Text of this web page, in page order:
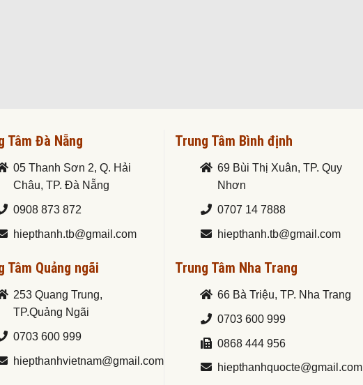
Tâm Đà Nẵng
05 Thanh Sơn 2, Q. Hải
Châu, TP. Đà Nẵng
0908 873 872
hiepthanh.tb@gmail.com
Tâm Quảng ngãi
253 Quang Trung,
TP.Quảng Ngãi
0703 600 999
hiepthanhvietnam@gmail.com
Trung Tâm Bình định
69 Bùi Thị Xuân, TP. Quy
Nhơn
0707 14 7888
hiepthanh.tb@gmail.com
Trung Tâm Nha Trang
66 Bà Triệu, TP. Nha Trang
0703 600 999
0868 444 956
hiepthanhquocte@gmail.com